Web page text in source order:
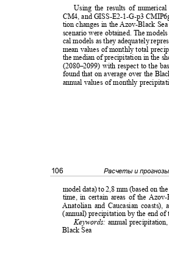
Using the results of
CM4, and GISS-E2-1-G-p3
tion changes in the Azov-Black
scenario were obtained. The
cal models as they adequately
mean values of monthly total
the median of precipitation in the
(2080–2099) with respect to the
found that on average over the
annual values of monthly
106 Расчеты и
model data) to 2,8 mm (based on
time, in certain areas of the
Anatolian and Caucasian
(annual) precipitation by the end
Keywords: annual
Black Sea